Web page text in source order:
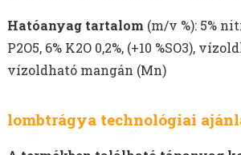
Hatóanyag tartalom (m/v %): 5%
P2O5, 6% K2O 0,2%, (+10 %SO3),
vízoldható mangán (Mn)
lombtrágya technológiai